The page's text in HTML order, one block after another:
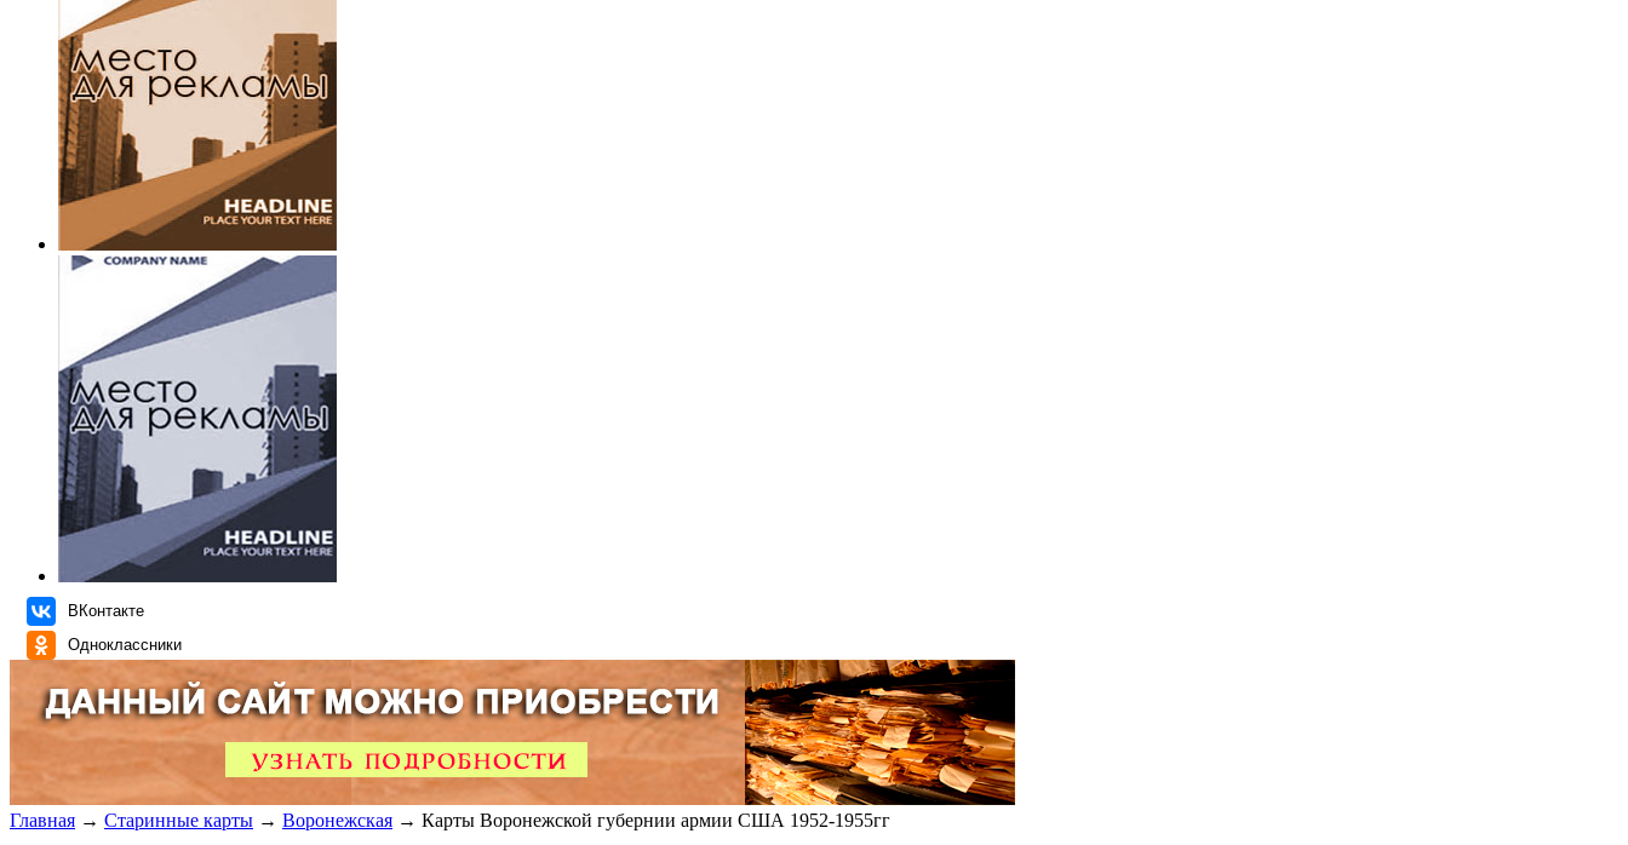
ВКонтакте
Одноклассники
Главная → Старинные карты → Воронежская → Карты Воронежской губернии армии США 1952-1955гг